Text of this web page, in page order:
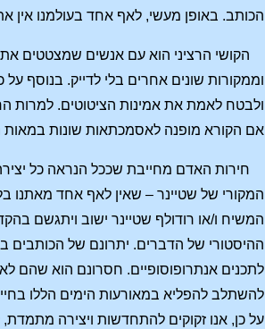
הכותב. באופן מעשי, לאף אחד בעולמנו אין
הקושי הרציני הוא עם אנשים שמצטטים
וממקורות שונים אחרים בלי לדייק. בנוסף
ולבטח לאמת את אמינות הציטוטים. למרות
אם הקורא מופנה לאסמכתאות שונות במאות
חירות האדם מחייבת שככל הנראה כל
המקורי של שטיינר – שאין לאף אחד מאתנו
המשיח ו/או רודולף שטיינר ישוב ויתגשם
ההיסטורי של הדברים. יתרונם של הכותבים
לתכנים אנתרופוסופיים. חסרונם הוא שהם לא
להשתלב להפליא במאורעות הימים הללו
על כן, אנו זקוקים להתחדשות ויצירה